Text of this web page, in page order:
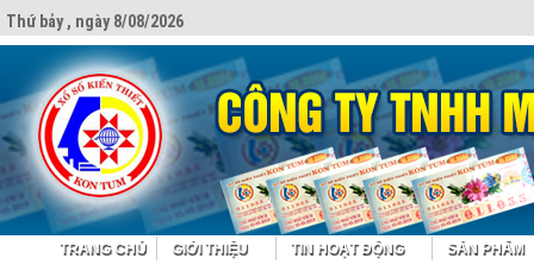
Thứ bảy , ngày 8/08/2026
TRANG CHỦ GIỚI THIỆU TIN HOẠT ĐỘNG SẢN PHẨM